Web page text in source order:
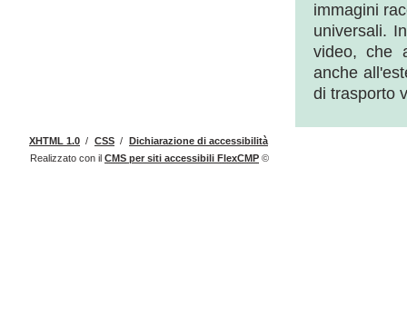
immagini
universali.
video, che
anche
di trasporto
XHTML 1.0 / CSS / Dichiarazione di accessibilità
Realizzato con il CMS per siti accessibili FlexCMP ©